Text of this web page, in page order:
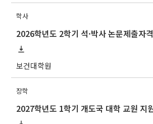
학사
보건대학원
장학